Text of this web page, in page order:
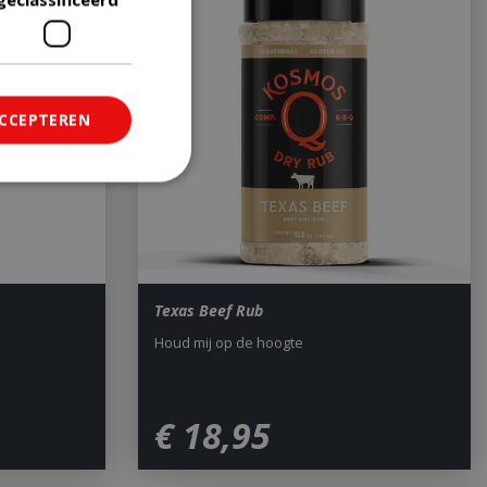
Texas Beef Rub
€ 18,95
Houd mij op de hoogte
en
with Google
significant update